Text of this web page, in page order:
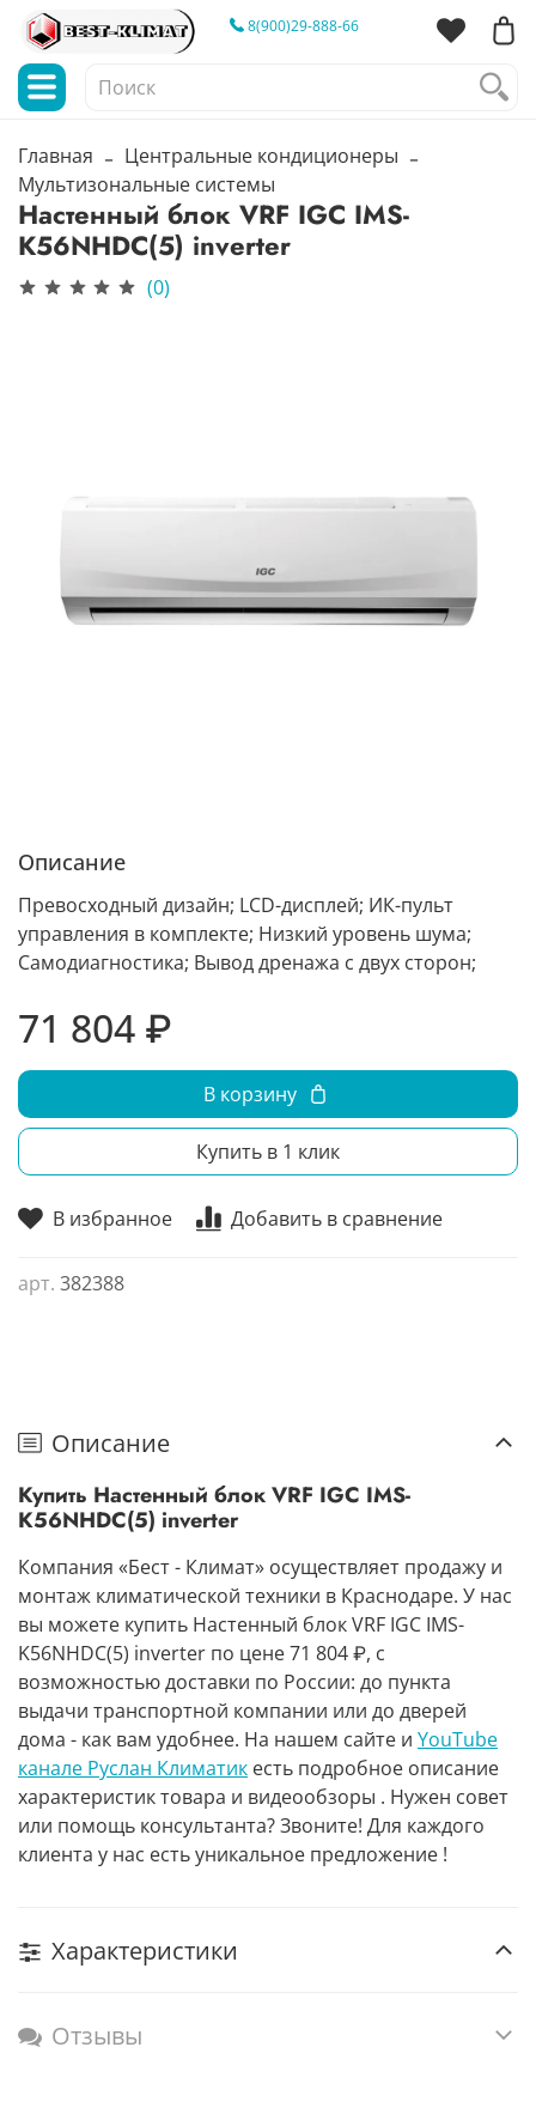
8(900)29-888-66
Главная
Центральные кондиционеры
Мультизональные системы
Настенный блок VRF IGC IMS-
K56NHDC(5) inverter
(0)
В избранное Добавить в сравнение
арт. 382388
Описание
Превосходный дизайн; LCD-дисплей; ИК-пульт
управления в комплекте; Низкий уровень шума;
Самодиагностика; Вывод дренажа с двух сторон;
71 804 ₽
В корзину
Купить в 1 клик
Описание
Купить Настенный блок VRF IGC IMS-
K56NHDC(5) inverter
Компания «Бест - Климат» осуществляет продажу и
монтаж климатической техники в Краснодаре. У нас
вы можете купить Настенный блок VRF IGC IMS-
K56NHDC(5) inverter по цене 71 804 ₽, с
возможностью доставки по России: до пункта
выдачи транспортной компании или до дверей
дома - как вам удобнее. На нашем сайте и YouTube
канале Руслан Климатик есть подробное описание
характеристик товара и видеообзоры . Нужен совет
или помощь консультанта? Звоните! Для каждого
клиента у нас есть уникальное предложение !
Характеристики
Отзывы